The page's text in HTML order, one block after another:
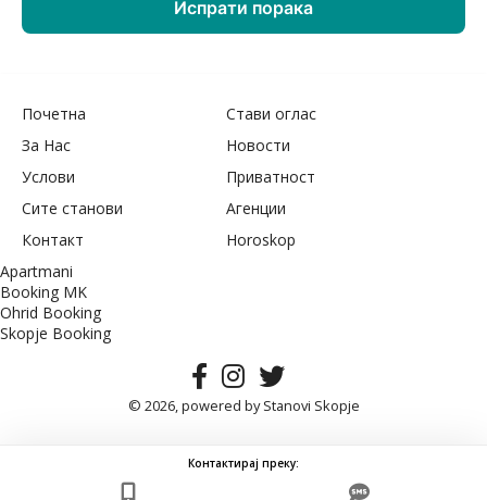
Контактирај преку:
Почетна
Стави оглас
За Нас
Новости
Услови
Приватност
Сите станови
Агенции
Контакт
Horoskop
Apartmani
Booking MK
Ohrid Booking
Skopje Booking
© 2026, powered byStanovi Skopje